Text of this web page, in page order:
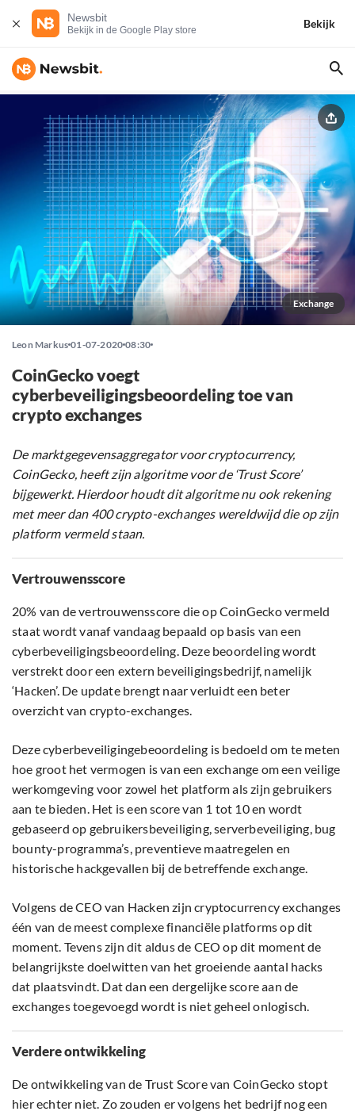
Newsbit
Bekijk in de Google Play store
Bekijk
Exchange
Leon Markus 01-07-2020 08:30
CoinGecko voegt
cyberbeveiligingsbeoordeling toe van
crypto exchanges
De marktgegevensaggregator voor cryptocurrency,
CoinGecko, heeft zijn algoritme voor de ‘Trust Score’
bijgewerkt. Hierdoor houdt dit algoritme nu ook rekening
met meer dan 400 crypto-exchanges wereldwijd die op zijn
platform vermeld staan.
Vertrouwensscore
20% van de vertrouwensscore die op CoinGecko vermeld
staat wordt vanaf vandaag bepaald op basis van een
cyberbeveiligingsbeoordeling. Deze beoordeling wordt
verstrekt door een extern beveiligingsbedrijf, namelijk
‘Hacken’. De update brengt naar verluidt een beter
overzicht van crypto-exchanges.
Deze cyberbeveiligingebeoordeling is bedoeld om te meten
hoe groot het vermogen is van een exchange om een veilige
werkomgeving voor zowel het platform als zijn gebruikers
aan te bieden. Het is een score van 1 tot 10 en wordt
gebaseerd op gebruikersbeveiliging, serverbeveiliging, bug
bounty-programma’s, preventieve maatregelen en
historische hackgevallen bij de betreffende exchange.
Volgens de CEO van Hacken zijn cryptocurrency exchanges
één van de meest complexe financiële platforms op dit
moment. Tevens zijn dit aldus de CEO op dit moment de
belangrijkste doelwitten van het groeiende aantal hacks
dat plaatsvindt. Dat dan een dergelijke score aan de
exchanges toegevoegd wordt is niet geheel onlogisch.
Verdere ontwikkeling
De ontwikkeling van de Trust Score van CoinGecko stopt
hier echter niet. Zo zouden er volgens het bedrijf nog een